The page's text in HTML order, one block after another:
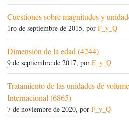
Cuestiones sobre magnitudes y
1ro de septiembre de 2015, por F_y_Q
Dimensión de la edad (4244)
9 de septiembre de 2017, por F_y_Q
Tratamiento de las unidades de
Internacional (6865)
7 de noviembre de 2020, por F_y_Q